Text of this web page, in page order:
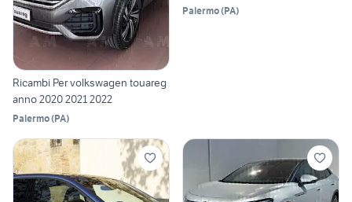
Ricambi Per volkswagen touareg
anno 2020 2021 2022
Palermo(PA)
Palermo(PA)